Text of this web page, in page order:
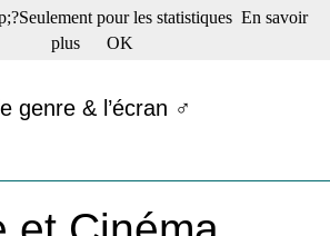
☰ Menu
genre & l’écran ♂
pour les statistiques En savoir
plus
OK